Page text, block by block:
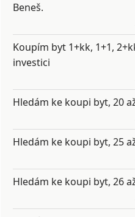
Beneš.
Koupím byt 1+kk, 1+1,
investici
Hledám ke koupi byt, 20
Hledám ke koupi byt, 25
Hledám ke koupi byt, 26